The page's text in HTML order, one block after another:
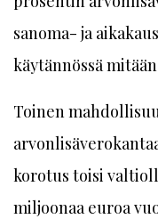
sanoma- ja
käytännössä mitään
Toinen
korotus toisi
miljoonaa euroa